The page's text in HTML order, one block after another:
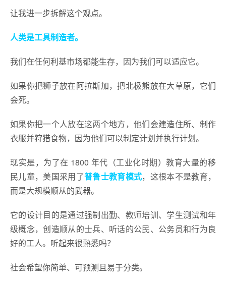
让我进一步拆解这个观点。
人类是工具制造者。
我们在任何利基市场都能生存，因为我们可以适应它。
如果你把狮子放在阿拉斯加，把北极熊放在大草原，它们
会死。
如果你把一个人放在这两个地方，他们会建造住所、制作
衣服并狩猎食物，因为他们可以制定计划并执行计划。
现实是，为了在 1800 年代（工业化时期）教育大量的移
民儿童，美国采用了普鲁士教育模式，这根本不是教育，
而是大规模顺从的武器。
它的设计目的是通过强制出勤、教师培训、学生测试和年
级概念，创造顺从的士兵、听话的公民、公务员和行为良
好的工人。听起来很熟悉吗？
社会希望你简单、可预测且易于分类。